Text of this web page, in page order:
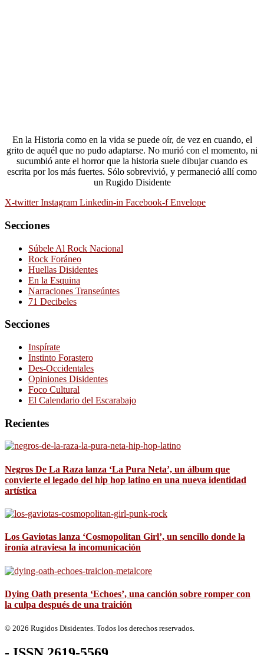
En la Historia como en la vida se puede oír, de vez en cuando, el
grito de aquél que no pudo adaptarse. No murió con el momento, ni
sucumbió ante el horror que la historia suele dibujar cuando es
escrita por los más fuertes. Sólo sobrevivió, y permaneció allí como
un Rugido Disidente
X-twitter Instagram Linkedin-in Facebook-f Envelope
Secciones
Súbele Al Rock Nacional
Rock Foráneo
Huellas Disidentes
En la Esquina
Narraciones Transeúntes
71 Decibeles
Secciones
Inspírate
Instinto Forastero
Des-Occidentales
Opiniones Disidentes
Foco Cultural
El Calendario del Escarabajo
Recientes
Negros De La Raza lanza ‘La Pura Neta’, un álbum que
convierte el legado del hip hop latino en una nueva identidad
artística
Los Gaviotas lanza ‘Cosmopolitan Girl’, un sencillo donde la
ironía atraviesa la incomunicación
Dying Oath presenta ‘Echoes’, una canción sobre romper con
la culpa después de una traición
© 2026 Rugidos Disidentes. Todos los derechos reservados.